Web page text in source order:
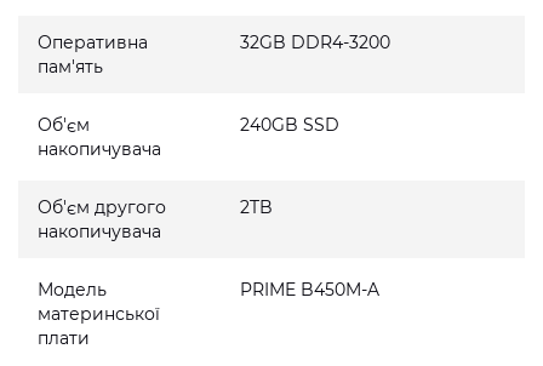
Оперативна
пам'ять
32GB DDR4-3200
Об'єм
накопичувача
240GB SSD
Об'єм другого
накопичувача
2TB
Модель
материнської
плати
PRIME B450M-A